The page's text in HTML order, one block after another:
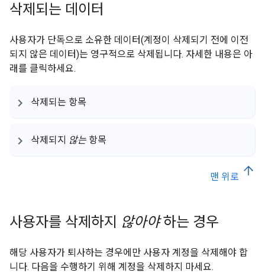
삭제되는 데이터
사용자가 단독으로 소유한 데이터(계정이 삭제되기 전에 이전
되지 않은 데이터)는 영구적으로 삭제됩니다. 자세한 내용은 아
래를 클릭하세요.
삭제되는 항목
삭제되지 않는항목
맨 위로
사용자를 삭제하지 않아야하는 경우
해당 사용자가 퇴사하는 경우에만 사용자 계정을 삭제해야 합
니다. 다음을 수행하기 위해 계정을 삭제하지 마세요.